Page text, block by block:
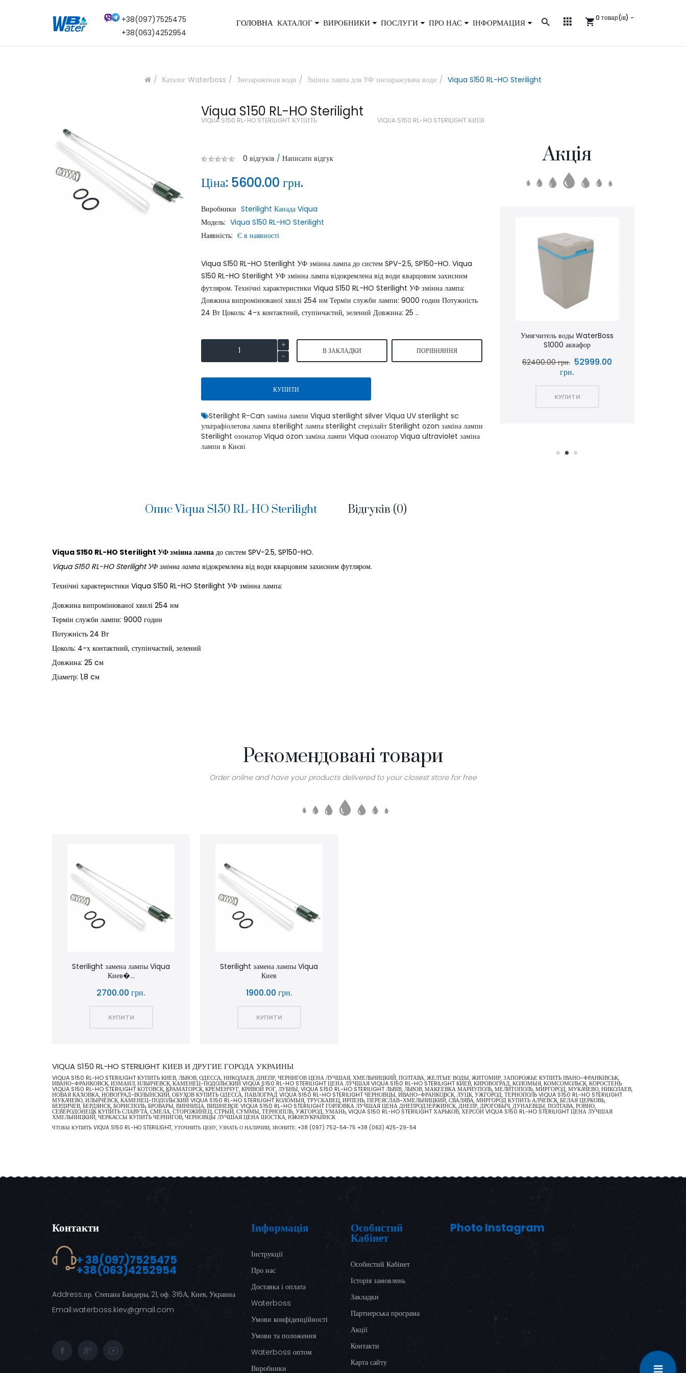
+38(097)7525475
+38(063)4252954
0 товар(ів) -
ГОЛОВНА КАТАЛОГ ВИРОБНИКИ ПОСЛУГИ ПРО НАС ІНФОРМАЦИЯ
Каталог Waterboss Знезараження води Змінна лампа для УФ знезаражувача води Viqua S150 RL-HO Sterilight
Viqua S150 RL-HO Sterilight
VIQUA S150 RL-HO STERILIGHT КУПИТЬ VIQUA S150 RL-HO STERILIGHT КИЕВ
0 відгуків /Написати відгук
Ціна: 5600.00 грн.
Виробники Sterilight Канада Viqua
Модель: Viqua S150 RL-HO Sterilight
Наявність: Є в наявності
Viqua S150 RL-HO Sterilight УФ змінна лампа до систем SPV-2.5, SP150-HO. Viqua
S150 RL-HO Sterilight УФ змінна лампа відокремлена від води кварцовим захисним
футляром. Технічні характеристики Viqua S150 RL-HO Sterilight УФ змінна лампа:
Довжина випромінюваної хвилі 254 нм Термін служби лампи: 9000 годин Потужність
24 Вт Цоколь: 4-х контактний, ступінчастий, зелений Довжина: 25 ..
В ЗАКЛАДКИ ПОРІВНЯННЯ
КУПИТИ
Sterilight R-Can заміна лампи Viqua sterilight silver Viqua UV sterilight sc
ультрафіолетова лампа sterilight лампа sterilight стерілайт Sterilight ozon заміна лампи
Sterilight озонатор Viqua ozon заміна лампи Viqua озонатор Viqua ultraviolet заміна
лампи в Києві
Опис Viqua S150 RL-HO Sterilight Відгуків (0)
Viqua S150 RL-HO Sterilight УФ змінна лампа до систем SPV-2.5, SP150-HO.
Viqua S150 RL-HO Sterilight УФ змінна лампа відокремлена від води кварцовим захисним футляром.
Технічні характеристики Viqua S150 RL-HO Sterilight УФ змінна лампа:
Довжина випромінюваної хвилі 254 нм
Термін служби лампи: 9000 годин
Потужність 24 Вт
Цоколь: 4-х контактний, ступінчастий, зелений
Довжина: 25 cм
Діаметр: 1,8 cм
Акція
S800 аквафор waterboss
51600.00 грн. 43900.00 грн.
КУПИТИ
54000.00 грн. 45900.00
Умягчитель воды WaterBoss
S1000 аквафор
62400.00 грн. 52999.00
грн.
КУПИТИ
Рекомендовані товари
Order online and have your products delivered to your closest store for free
Sterilight замена лампы Viqua
Киев�...
2700.00 грн.
КУПИТИ
Sterilight замена лампы Viqua
Киев
1900.00 грн.
КУПИТИ
VIQUA S150 RL-HO STERILIGHT КИЕВ И ДРУГИЕ ГОРОДА УКРАИНЫ
VIQUA S150 RL-HO STERILIGHT КУПИТЬ КИЕВ, ЛЬВОВ, ОДЕССА, НИКОЛАЕВ, ДНЕПР, ЧЕРНИГОВ ЦЕНА ЛУЧШАЯ, ХМЕЛЬНИЦКИЙ, ПОЛТАВА, ЖЕЛТЫЕ ВОДЫ, ЖИТОМИР, ЗАПОРОЖЬЕ КУПИТЬ ІВАНО-ФРАНКІВСЬК,
ИВАНО-ФРАНКОВСК, ИЗМАИЛ, ИЛЬИЧЕВСК, КАМЕНЕЦ-ПОДОЛЬСКИЙ VIQUA S150 RL-HO STERILIGHT ЦЕНА ЛУЧШАЯ VIQUA S150 RL-HO STERILIGHT КИЕВ, КИРОВОГРАД, КОЛОМЫЯ, КОМСОМОЛЬСК, КОРОСТЕНЬ
VIQUA S150 RL-HO STERILIGHT КОТОВСК, КРАМАТОРСК, КРЕМЕНЧУГ, КРИВОЙ РОГ, ЛУБНЫ, VIQUA S150 RL-HO STERILIGHT ЛЬВІВ, ЛЬВОВ, МАКЕЕВКА МАРИУПОЛЬ, МЕЛИТОПОЛЬ, МИРГОРОД, МУКАЧЕВО, НИКОЛАЕВ,
НОВАЯ КАХОВКА, НОВОГРАД-ВОЛЫНСКИЙ, ОБУХОВ КУПИТЬ ОДЕССА, ПАВЛОГРАД VIQUA S150 RL-HO STERILIGHT ЧЕРНОВЦЫ, ИВАНО-ФРАНКОВСК, ЛУЦК, УЖГОРОД, ТЕРНОПОЛЬ VIQUA S150 RL-HO STERILIGHT
МУКАЧЕВО, ИЛЬИЧЁВСК, КАМЕНЕЦ-ПОДОЛЬСКИЙ VIQUA S150 RL-HO STERILIGHT КОЛОМЫЯ, ТРУСКАВЕЦ, ИРПЕНЬ, ПЕРЕЯСЛАВ-ХМЕЛЬНИЦКИЙ, СВАЛЯВА, МИРГОРОД КУПИТЬ АЛЧЕВСК, БЕЛАЯ ЦЕРКОВЬ,
БЕРДИЧЕВ, БЕРДЯНСК, БОРИСПОЛЬ, БРОВАРЫ, ВИННИЦА, ВИШНЕВОЕ VIQUA S150 RL-HO STERILIGHT ГОРЛОВКА ЛУЧШАЯ ЦЕНА ДНЕПРОДЗЕРЖИНСК, ДНЕПР, ДРОГОБЫЧ, ДУНАЕВЦЫ, ПОЛТАВА, РОВНО,
СЕВЕРОДОНЕЦК КУПИТЬ СЛАВУТА, СМЕЛА, СТОРОЖИНЕЦ, СТРЫЙ, СУММЫ, ТЕРНОПІЛЬ, УЖГОРОД, УМАНЬ, VIQUA S150 RL-HO STERILIGHT ХАРЬКОВ, ХЕРСОН VIQUA S150 RL-HO STERILIGHT ЦЕНА ЛУЧШАЯ
ХМЕЛЬНИЦКИЙ, ЧЕРКАССЫ КУПИТЬ ЧЕРНИГОВ, ЧЕРНОВЦЫ ЛУЧШАЯ ЦЕНА ШОСТКА, ЮЖНОУКРАИНСК
ЧТОБЫ КУПИТЬ VIQUA S150 RL-HO STERILIGHT, УТОЧНИТЬ ЦЕНУ, УЗНАТЬ О НАЛИЧИИ, ЗВОНИТЕ: +38 (097) 752-54-75 +38 (063) 425-29-54
Контакти
+ 38(097)7525475
+38(063)4252954
Address:пр. Степана Бандеры, 21, оф. 316А, Киев, Украина
Email:waterboss.kiev@gmail.com
Інформація
Інструкції
Про нас
Доставка і оплата
Waterboss
Умови конфіденційності
Умови та положення
Waterboss оптом
Виробники
Особистий
Кабінет
Особистий Кабінет
Історія замовлень
Закладки
Партнерська програма
Акції
Контакти
Карта сайту
Photo Instagram
Закажите обратный звонок, и наш
консультант свяжется с вами